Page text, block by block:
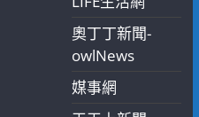
奧丁丁新聞-
owlNews
媒事網